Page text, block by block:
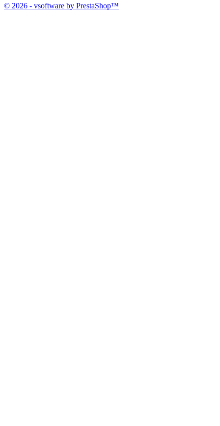
© 2026 - vsoftware by PrestaShop™